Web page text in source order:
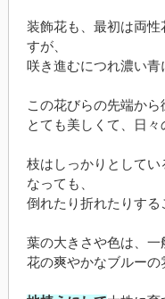
装飾花も、最初は両性
すが、
咲き進むにつれ濃い青
この花びらの先端から
とても美しくて、日々
枝はしっかりとしてい
なっても、
倒れたり折れたりする
葉の大きさや色は、一
花の爽やかなブルーの